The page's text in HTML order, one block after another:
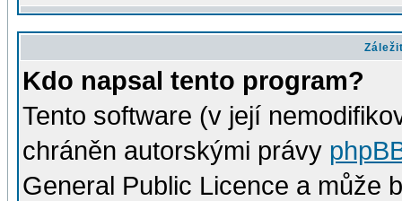
Kdo napsal tento program?
Tento software (v její
chráněn autorskými právy
General Public Licence a může